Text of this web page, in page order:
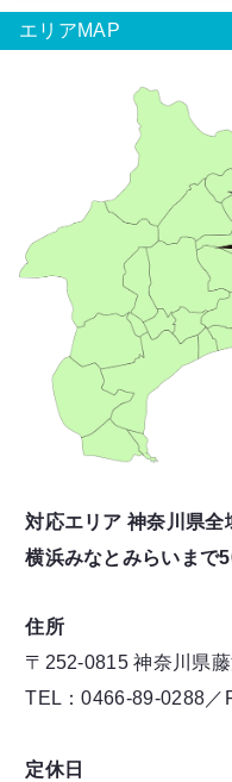
エリアMAP
対応エリア 神奈川県全
横浜みなとみらいまで
住所
〒252-0815 神奈川県
TEL：0466-89-0288／
定休日